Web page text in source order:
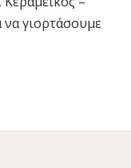
να γιορτάσουμε